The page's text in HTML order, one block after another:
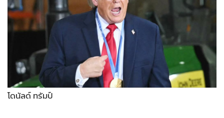
• ผู้จัดกวน
• Good health & Well-being
Green Innovation & SD
Management & HR
MGR Live
Infographic
• การเมือง
โดนัลด์ ทรัมป์